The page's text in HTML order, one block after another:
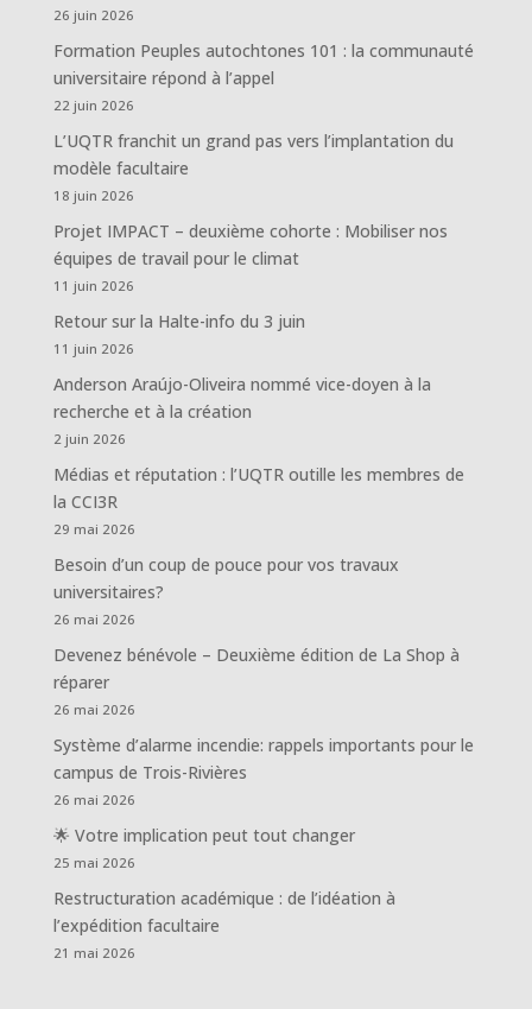
26 juin 2026
Formation Peuples autochtones 101 : la communauté
universitaire répond à l’appel
22 juin 2026
L’UQTR franchit un grand pas vers l’implantation du
modèle facultaire
18 juin 2026
Projet IMPACT – deuxième cohorte : Mobiliser nos
équipes de travail pour le climat
11 juin 2026
Retour sur la Halte-info du 3 juin
11 juin 2026
Anderson Araújo-Oliveira nommé vice-doyen à la
recherche et à la création
2 juin 2026
Médias et réputation : l’UQTR outille les membres de
la CCI3R
29 mai 2026
Besoin d’un coup de pouce pour vos travaux
universitaires?
26 mai 2026
Devenez bénévole – Deuxième édition de La Shop à
réparer
26 mai 2026
Système d’alarme incendie: rappels importants pour le
campus de Trois-Rivières
26 mai 2026
🌟 Votre implication peut tout changer
25 mai 2026
Restructuration académique : de l’idéation à
l’expédition facultaire
21 mai 2026